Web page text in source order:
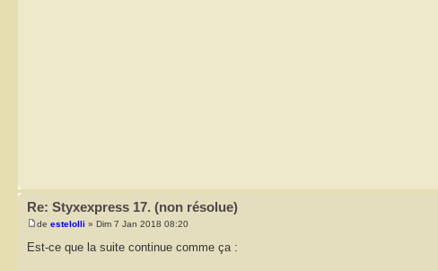
Re: Styxexpress 17. (non résolue)
de estelolli » Dim 7 Jan 2018 08:20
Est-ce que la suite continue comme ça :